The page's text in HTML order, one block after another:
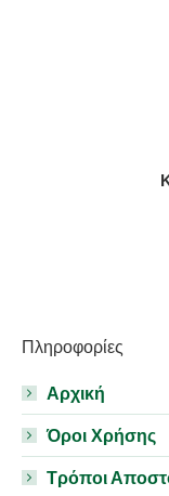
Πληροφορίες
Αρχική
Όροι Χρήσης
Τρόποι